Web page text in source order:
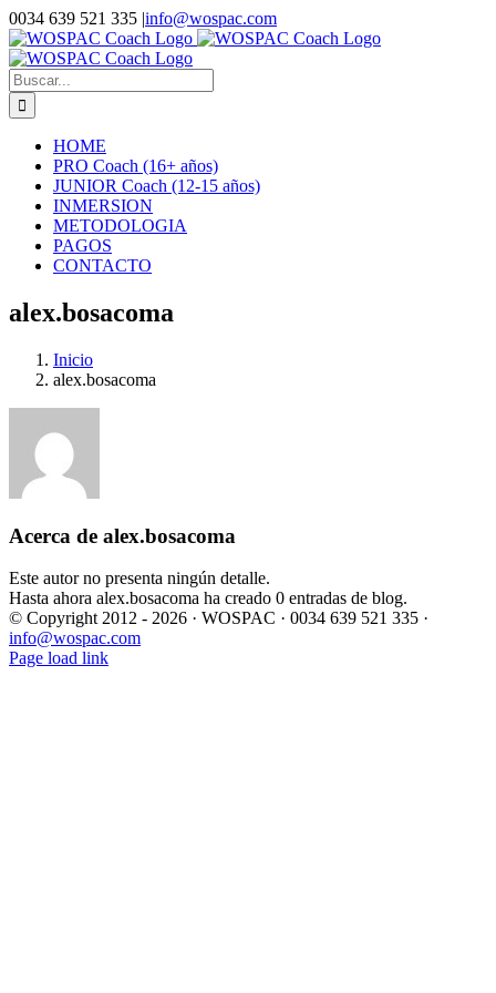
Saltar
al
contenido
0034 639 521 335 |info@wospac.com
Instagram
Facebook
X
YouTube
LinkedIn
Buscar:
HOME
PRO Coach (16+ años)
JUNIOR Coach (12-15 años)
INMERSION
METODOLOGIA
PAGOS
CONTACTO
alex.bosacoma
Inicio
alex.bosacoma
Acerca de alex.bosacoma
Este autor no presenta ningún detalle.
Hasta ahora alex.bosacoma ha creado 0 entradas de blog.
© Copyright 2012 - 2026 · WOSPAC · 0034 639 521 335 ·
info@wospac.com
Instagram
Facebook
X
YouTube
LinkedIn
Page load link